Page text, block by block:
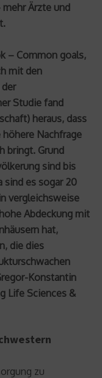
Ärzte und
– Common goals,
mit den
Studie fand
heraus, dass
Nachfrage
bringt. Grund
sind bis
sind es sogar 20
vergleichsweise
Abdeckung mit
hat,
die dies
Konstantin
Life Sciences &
zu